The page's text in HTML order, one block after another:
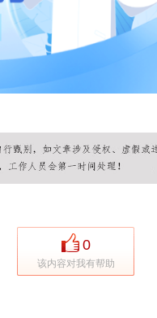
0
该内容对我有帮助